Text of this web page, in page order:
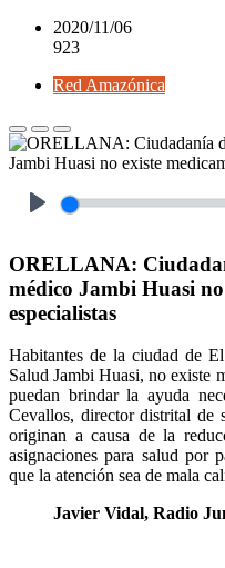
2020/11/06
923
Red Amazónica
ORELLANA:
médico Jambi Huasi
especialistas
Habitantes de la ciudad de
Salud Jambi Huasi, no existe
puedan brindar la ayuda
Cevallos, director distrital de
originan a causa de la
asignaciones para salud por
que la atención sea de mala
Javier Vidal, Radio